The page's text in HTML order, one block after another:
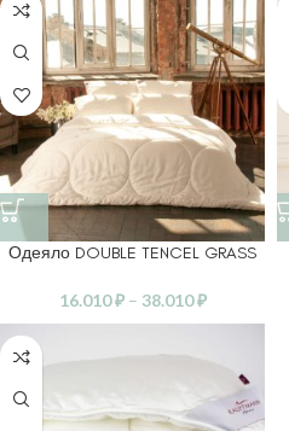
Одеяло DOUBLE TENCEL GRASS
16.010₽ – 38.010₽